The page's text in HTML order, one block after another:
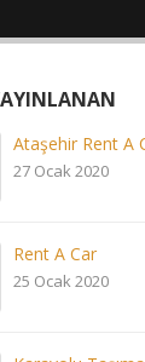
Ataşehir Rent A
27 Ocak 2020
Rent A Car
25 Ocak 2020